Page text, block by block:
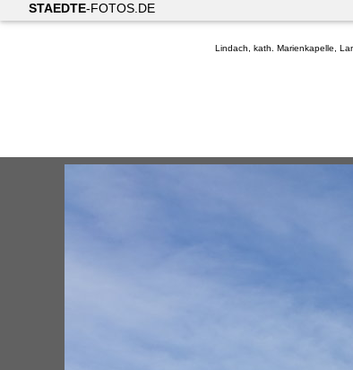
STAEDTE-FOTOS.DE
Lindach, kath. Marienkapelle,